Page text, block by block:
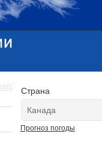
Страна
Прогноз погоды